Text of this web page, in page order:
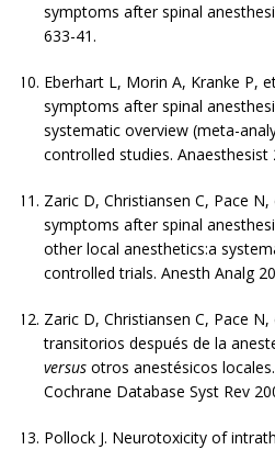
symptoms after spinal
633-41.
Eberhart L, Morin A, Kranke P,
symptoms after spinal
systematic overview (meta-
controlled studies. Anaesthesist
Zaric D, Christiansen C, Pace
symptoms after spinal
other local anesthetics:a
controlled trials. Anesth Analg
Zaric D, Christiansen C, Pace
transitorios después de la
versus otros anestésicos
Cochrane Database Syst Rev
Pollock J. Neurotoxicity of